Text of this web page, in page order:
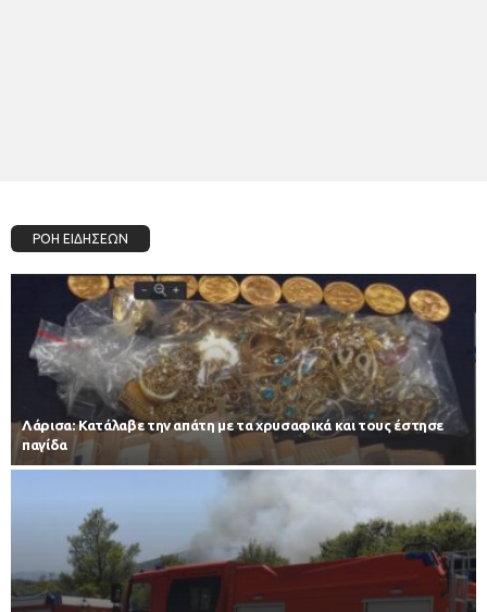
ΡΟΗ ΕΙΔΗΣΕΩΝ
Λάρισα: Κατάλαβε την απάτη με τα χρυσαφικά και τους έστησε
παγίδα